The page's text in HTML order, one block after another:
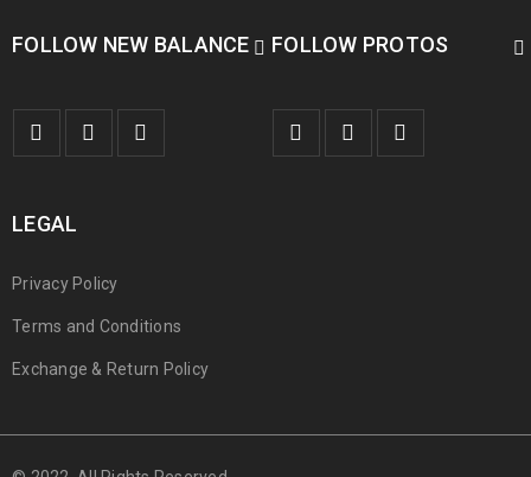
FOLLOW NEW BALANCE FOLLOW PROTOS
LEGAL
Privacy Policy
Terms and Conditions
Exchange & Return Policy